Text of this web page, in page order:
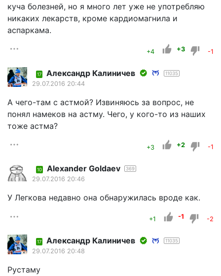
куча болезней, но я много лет уже не употребляю
никаких лекарств, кроме кардиомагнила и
аспаркама.
+4 +3 -1
17 Александр Калиничев 11035
29.07.2016 20:44
А чего-там с астмой? Извиняюсь за вопрос, не
понял намеков на астму. Чего, у кого-то из наших
тоже астма?
+3 +2 -1
10 Alexander Goldaev 369
29.07.2016 20:46
У Легкова недавно она обнаружилась вроде как.
+1 -1 -2
17 Александр Калиничев 11035
29.07.2016 20:48
Рустаму